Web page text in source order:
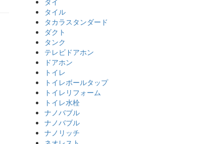
タイル
タカラスタンダード
ダクト
タンク
テレビドアホン
ドアホン
トイレ
トイレボールタップ
トイレリフォーム
トイレ水栓
ナノバブル
ナノバブル
ナノリッチ